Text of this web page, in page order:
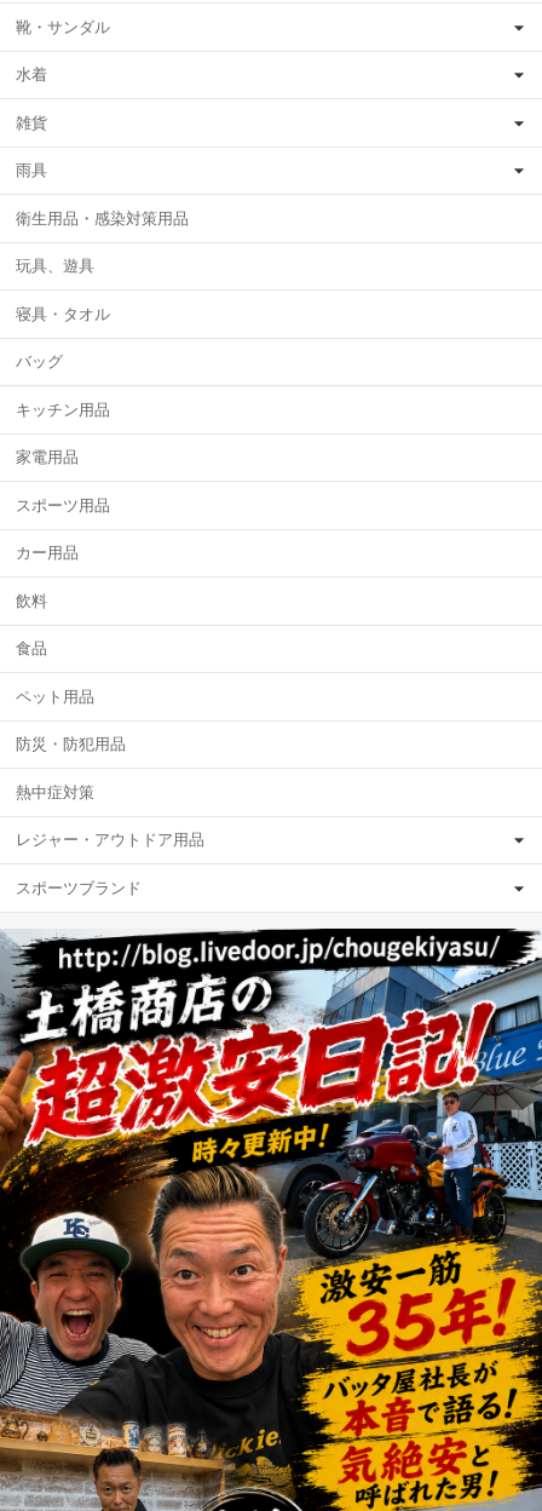
靴・サンダル
水着
雑貨
雨具
衛生用品・感染対策用品
玩具、遊具
寝具・タオル
バッグ
キッチン用品
家電用品
スポーツ用品
カー用品
飲料
食品
ペット用品
防災・防犯用品
熱中症対策
レジャー・アウトドア用品
スポーツブランド